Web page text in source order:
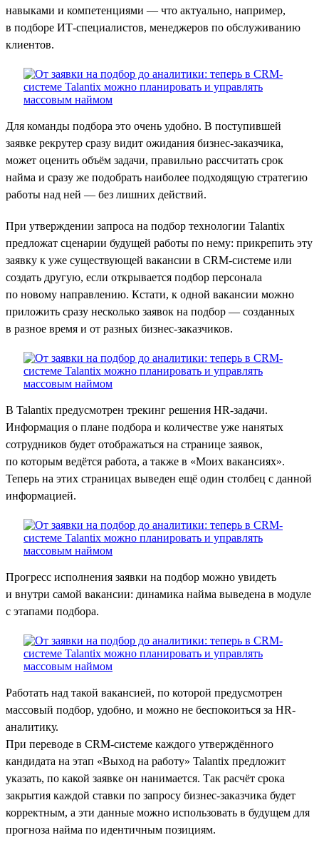
навыками и компетенциями — что актуально, например,
в подборе ИТ-специалистов, менеджеров по обслуживанию
клиентов.
Для команды подбора это очень удобно. В поступившей
заявке рекрутер сразу видит ожидания бизнес-заказчика,
может оценить объём задачи, правильно рассчитать срок
найма и сразу же подобрать наиболее подходящую стратегию
работы над ней — без лишних действий.
При утверждении запроса на подбор технологии Talantix
предложат сценарии будущей работы по нему: прикрепить эту
заявку к уже существующей вакансии в CRM-системе или
создать другую, если открывается подбор персонала
по новому направлению. Кстати, к одной вакансии можно
приложить сразу несколько заявок на подбор — созданных
в разное время и от разных бизнес-заказчиков.
В Talantix предусмотрен трекинг решения HR-задачи.
Информация о плане подбора и количестве уже нанятых
сотрудников будет отображаться на странице заявок,
по которым ведётся работа, а также в «Моих вакансиях».
Теперь на этих страницах выведен ещё один столбец с данной
информацией.
Прогресс исполнения заявки на подбор можно увидеть
и внутри самой вакансии: динамика найма выведена в модуле
с этапами подбора.
Работать над такой вакансией, по которой предусмотрен
массовый подбор, удобно, и можно не беспокоиться за HR-
аналитику.
При переводе в CRM-системе каждого утверждённого
кандидата на этап «Выход на работу» Talantix предложит
указать, по какой заявке он нанимается. Так расчёт срока
закрытия каждой ставки по запросу бизнес-заказчика будет
корректным, а эти данные можно использовать в будущем для
прогноза найма по идентичным позициям.